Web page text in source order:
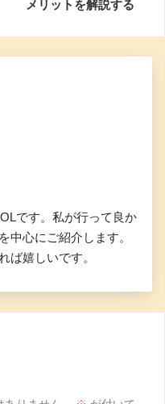
メリットを解説する
です。私が行って良か
中心にご紹介します。
ば嬉しいです。